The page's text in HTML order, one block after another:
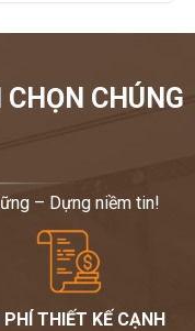
CHÚNG
– Dựng niềm tin!
PHÍ THIẾT KẾ CẠNH